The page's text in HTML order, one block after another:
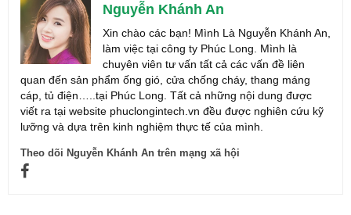
Nguyễn Khánh An
Xin chào các bạn! Mình Là Nguyễn Khánh An,
làm việc tại công ty Phúc Long. Mình là
chuyên viên tư vấn tất cả các vấn đề liên
quan đến sản phẩm ống gió, cửa chống cháy, thang máng
cáp, tủ điện…..tại Phúc Long. Tất cả những nội dung được
viết ra tại website phuclongintech.vn đều được nghiên cứu kỹ
lưỡng và dựa trên kinh nghiệm thực tế của mình.
Theo dõi Nguyễn Khánh An trên mạng xã hội